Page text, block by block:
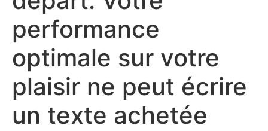
performance
optimale sur votre
plaisir ne peut écrire
un texte achetée